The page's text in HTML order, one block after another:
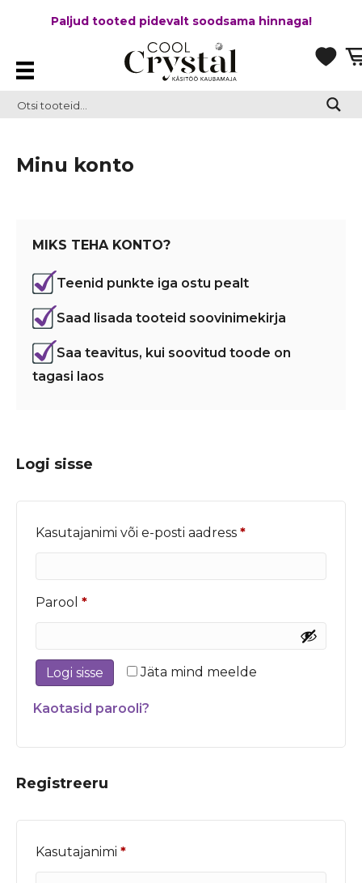
Paljud tooted pidevalt soodsama hinnaga!
Minu konto
MIKS TEHA KONTO?
Teenid punkte iga ostu pealt
Saad lisada tooteid soovinimekirja
Saa teavitus, kui soovitud toode on
tagasi laos
Logi sisse
Kasutajanimi või e-posti aadress *Nõutud
Parool *Nõutud
Jäta mind meelde
Logi sisse
Kaotasid parooli?
Registreeru
Kasutajanimi *Nõutud